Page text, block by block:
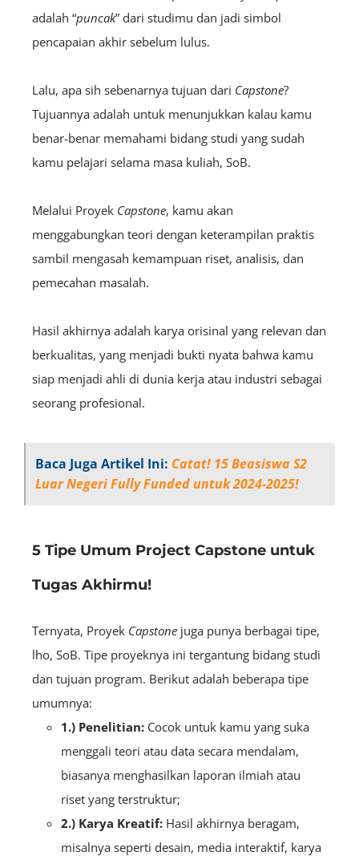
adalah “puncak” dari studimu dan jadi simbol
pencapaian akhir sebelum lulus.
Lalu, apa sih sebenarnya tujuan dari Capstone?
Tujuannya adalah untuk menunjukkan kalau kamu
benar-benar memahami bidang studi yang sudah
kamu pelajari selama masa kuliah, SoB.
Melalui Proyek Capstone, kamu akan
menggabungkan teori dengan keterampilan praktis
sambil mengasah kemampuan riset, analisis, dan
pemecahan masalah.
Hasil akhirnya adalah karya orisinal yang relevan dan
berkualitas, yang menjadi bukti nyata bahwa kamu
siap menjadi ahli di dunia kerja atau industri sebagai
seorang profesional.
Baca Juga Artikel Ini: Catat! 15 Beasiswa S2
Luar Negeri Fully Funded untuk 2024-2025!
5 Tipe Umum Project Capstone untuk
Tugas Akhirmu!
Ternyata, Proyek Capstone juga punya berbagai tipe,
lho, SoB. Tipe proyeknya ini tergantung bidang studi
dan tujuan program. Berikut adalah beberapa tipe
umumnya:
1.) Penelitian: Cocok untuk kamu yang suka
menggali teori atau data secara mendalam,
biasanya menghasilkan laporan ilmiah atau
riset yang terstruktur;
2.) Karya Kreatif: Hasil akhirnya beragam,
misalnya seperti desain, media interaktif, karya